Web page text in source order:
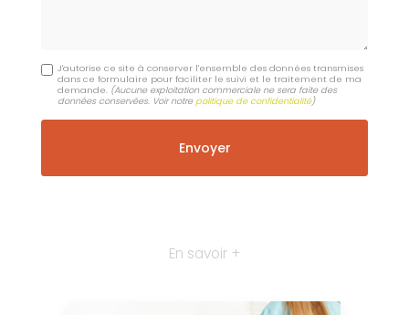
J'autorise ce site à conserver l'ensemble des données transmises
dans ce formulaire pour faciliter le suivi et le traitement de ma
demande. (Aucune exploitation commerciale ne sera faite des
données conservées. Voir notrepolitique de confidentialité)
En savoir +